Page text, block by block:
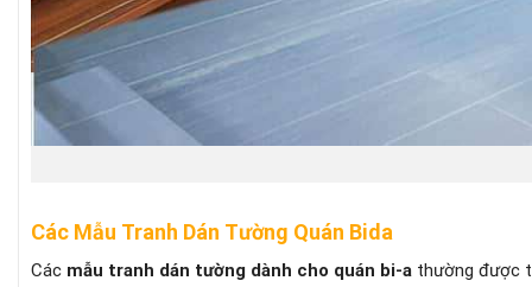
Các Mẫu Tranh Dán Tường Quán Bida
Các mẫu tranh dán tường dành cho quán bi-a thường được